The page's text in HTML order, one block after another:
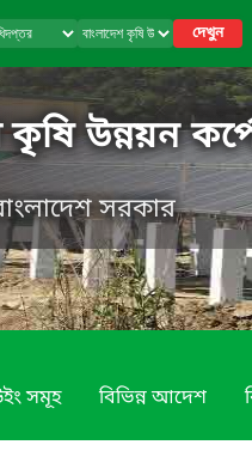
দেখুন
কৃষি উন্নয়ন
সরকার
সমূহ বিভিন্ন আদেশ